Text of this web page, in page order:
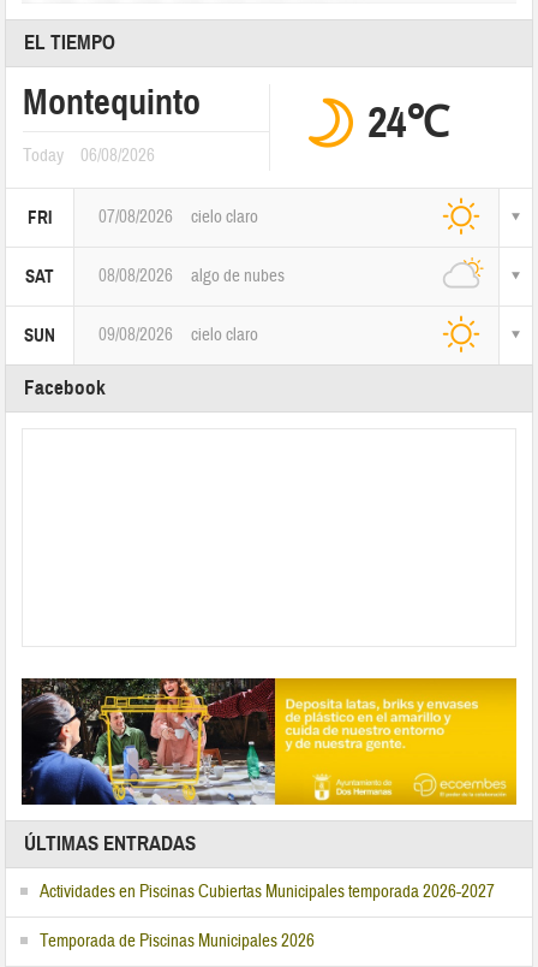
EL TIEMPO
Montequinto
Today 06/08/2026
24℃
FRI 07/08/2026 cielo claro
SAT 08/08/2026 algo de nubes
SUN 09/08/2026 cielo claro
Facebook
ÚLTIMAS ENTRADAS
Actividades en Piscinas Cubiertas Municipales temporada 2026-2027
Temporada de Piscinas Municipales 2026